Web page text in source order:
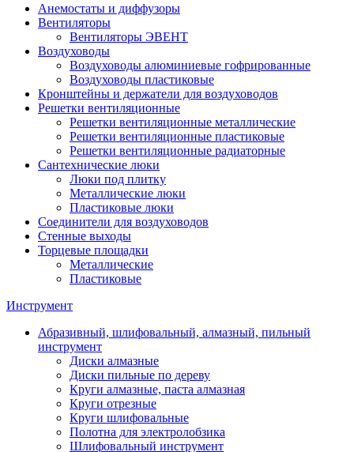
Анемостаты и диффузоры
Вентиляторы
Вентиляторы ЭВЕНТ
Воздуховоды
Воздуховоды алюминиевые гофрированные
Воздуховоды пластиковые
Кронштейны и держатели для воздуховодов
Решетки вентиляционные
Решетки вентиляционные металлические
Решетки вентиляционные пластиковые
Решетки вентиляционные радиаторные
Сантехнические люки
Люки под плитку
Металлические люки
Пластиковые люки
Соединители для воздуховодов
Стенные выходы
Торцевые площадки
Металлические
Пластиковые
Инструмент
Абразивный, шлифовальный, алмазный, пильный
инструмент
Диски алмазные
Диски пильные по дереву
Круги алмазные, паста алмазная
Круги отрезные
Круги шлифовальные
Полотна для электролобзика
Шлифовальный инструмент